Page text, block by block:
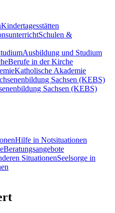
Kindertagesstätten
Schulen &
Ausbildung und Studium
Berufe in der Kirche
Katholische Akademie
Sachsen (KEBS)
Hilfe in Notsituationen
Beratungsangebote
Seelsorge in